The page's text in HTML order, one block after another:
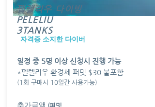
펠렐리우 다이빙
PELELIU
3TANKS
​자격증 소지한 다이버
일정 중 5명 이상 신청시 진행 가능
*펠렐리우 환경세 퍼밋 $30 불포함
(1회 구매시 10일간 사용가능)
​추가금액 (퍼밋